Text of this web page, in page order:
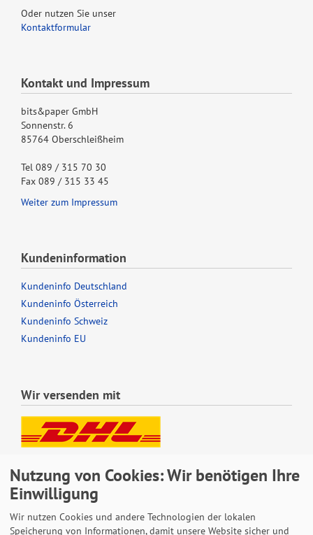
Oder nutzen Sie unser
Kontaktformular
Kontakt und Impressum
bits&paper GmbH
Sonnenstr. 6
85764 Oberschleißheim
Tel 089 / 315 70 30
Fax 089 / 315 33 45
Weiter zum Impressum
Kundeninformation
Kundeninfo Deutschland
Kundeninfo Österreich
Kundeninfo Schweiz
Kundeninfo EU
Wir versenden mit
Samstagszustellung
Nutzung von Cookies: Wir benötigen Ihre
Einwilligung
Wir nutzen Cookies und andere Technologien der lokalen
Speicherung von Informationen, damit unsere Website sicher und